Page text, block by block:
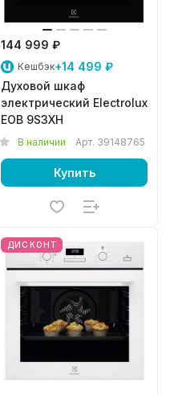
144 999 ₽
Кешбэк+14 499 ₽
Духовой шкаф
электрический Electrolux
EOB 9S3XH
В наличии Арт. 39148765
Купить
ДИСКОНТ